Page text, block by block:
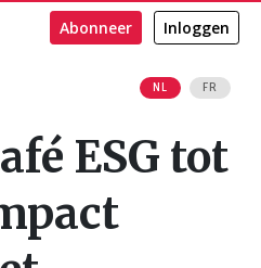
NL FR
Abonneer Inloggen
ESG tot